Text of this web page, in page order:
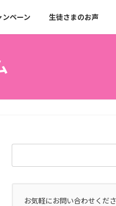
ンペーン 生徒さまのお声
お気軽にお問い合わせくださ